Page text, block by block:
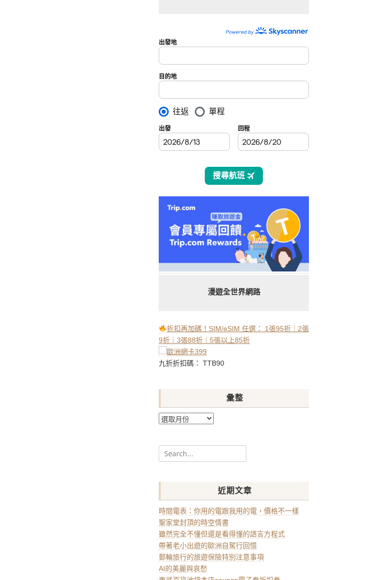
漫遊全世界網路
折扣再加碼！SIM/eSIM 任選： 1張95折｜2張
9折｜3張88折｜5張以上85折
九折折扣碼： TTB90
彙整
彙
Search
for:
近期文章
時間電表：你用的電跟我用的電，價格不一樣
聖家堂封頂的時空情書
雖然完全不懂但還是看得懂的語言方程式
帶著老小出遊的歐洲自駕行回憶
郵輪旅行的旅遊保險特別注意事項
AI的美麗與哀愁